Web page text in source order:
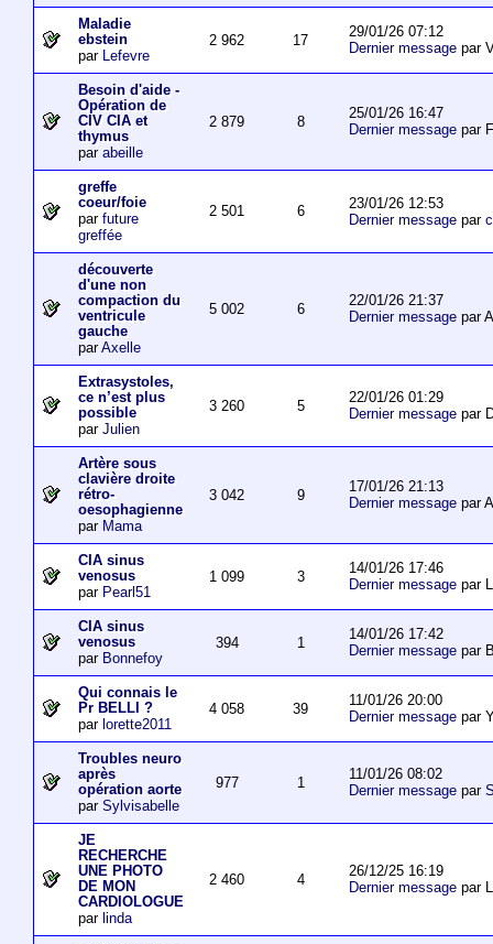
Maladie
ebstein
par Lefevre
2 962 17
29/01/26 07:12
Dernier messagepar
Besoin d'aide -
Opération de
CIV CIA et
thymus
par abeille
2 879 8
25/01/26 16:47
Dernier messagepar
greffe
coeur/foie
par future
greffée
2 501 6
23/01/26 12:53
Dernier messagepar
découverte
d'une non
compaction du
ventricule
gauche
parAxelle
5 002 6
22/01/26 21:37
Dernier messagepar
Extrasystoles,
ce n’est plus
possible
par Julien
3 260 5
22/01/26 01:29
Dernier messagepar
Artère sous
clavière droite
rétro-
oesophagienne
par Mama
3 042 9
17/01/26 21:13
Dernier messagepar
CIA sinus
venosus
par Pearl51
1 099 3
14/01/26 17:46
Dernier messagepar
CIA sinus
venosus
par Bonnefoy
394 1
14/01/26 17:42
Dernier messagepar
Qui connais le
Pr BELLI ?
par lorette2011
4 058 39
11/01/26 20:00
Dernier messagepar
Troubles neuro
après
opération aorte
par Sylvisabelle
977 1
11/01/26 08:02
Dernier messagepar
JE
RECHERCHE
UNE PHOTO
DE MON
CARDIOLOGUE
par linda
2 460 4
26/12/25 16:19
Dernier messagepar